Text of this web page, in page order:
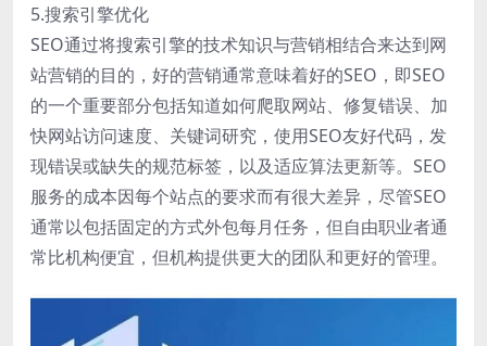
5.搜索引擎优化
SEO通过将搜索引擎的技术知识与营销相结合来达到网
站营销的目的，好的营销通常意味着好的SEO，即SEO
的一个重要部分包括知道如何爬取网站、修复错误、加
快网站访问速度、关键词研究，使用SEO友好代码，发
现错误或缺失的规范标签，以及适应算法更新等。SEO
服务的成本因每个站点的要求而有很大差异，尽管SEO
通常以包括固定的方式外包每月任务，但自由职业者通
常比机构便宜，但机构提供更大的团队和更好的管理。